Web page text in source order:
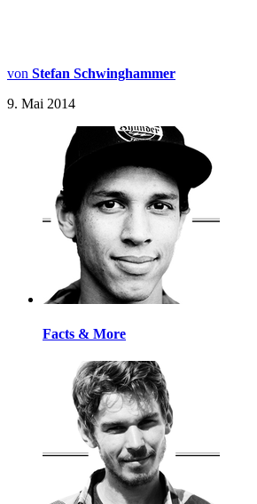
von Stefan Schwinghammer
9. Mai 2014
Facts & More